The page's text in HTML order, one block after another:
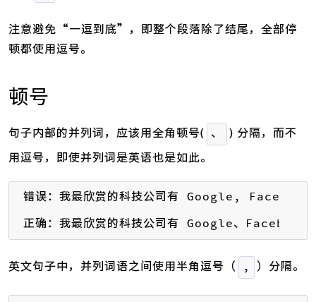
注意避免“一逗到底”，即整个段落除了结尾，全部停
顿都使用逗号。
顿号
句子内部的并列词，应该用全角顿号( 、
) 分隔，而不
用逗号，即使并列词是英语也是如此。
错误：我最欣赏的科技公司有 Google,
正确：我最欣赏的科技公司有 Google、Facebook
英文句子中，并列词语之间使用半角逗号（ , ）分隔。